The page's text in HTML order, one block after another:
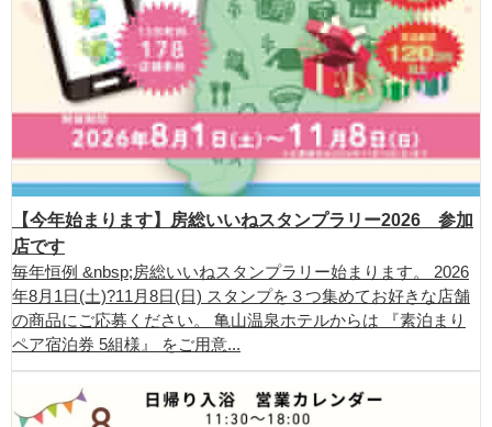
【今年始まります】房総いいねスタンプラリー2026 参加
店です
毎年恒例 &nbsp;房総いいねスタンプラリー始まります。 2026
年8月1日(土)?11月8日(日) スタンプを３つ集めてお好きな店舗
の商品にご応募ください。 亀山温泉ホテルからは 『素泊まり
ペア宿泊券 5組様』 をご用意...